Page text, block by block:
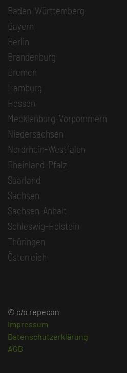
Baden-Württemberg
Bayern
Berlin
Brandenburg
Bremen
Hamburg
Hessen
Mecklenburg-Vorpommern
Niedersachsen
Nordrhein-Westfalen
Rheinland-Pfalz
Saarland
Sachsen
Sachsen-Anhalt
Schleswig-Holstein
Thüringen
Österreich
© c/o repecon
Impressum
Datenschutzerklärung
AGB